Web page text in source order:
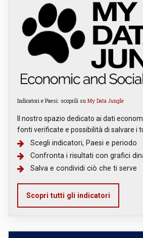
Indicatori e Paesi: scoprili su My Data Jungle
Il nostro spazio dedicato ai dati
fonti verificate e possibilità di salvare i
Scegli indicatori, Paesi e periodo
Confronta i risultati con grafici
Salva e condividi ciò che ti serve
Scopri tutti gli indicatori